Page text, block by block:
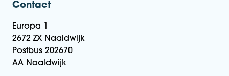
Contact
Europa 1
2672 ZX Naaldwijk
Postbus 202670
AA Naaldwijk